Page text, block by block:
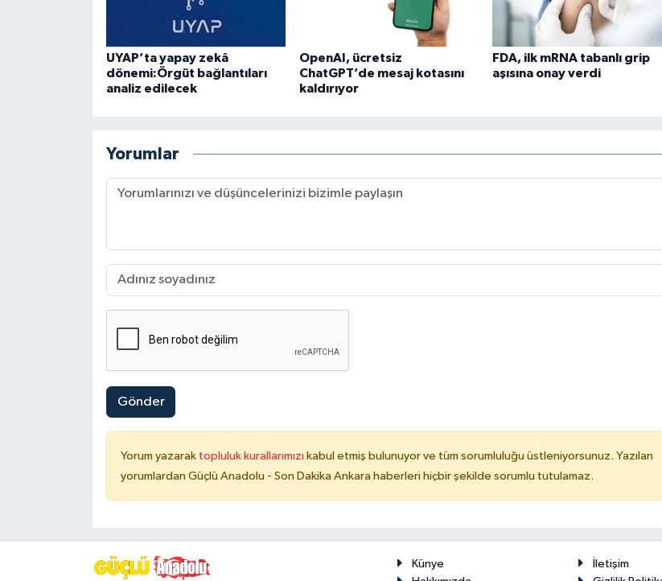
UYAP’ta yapay zekâ
dönemi:Örgüt bağlantıları
analiz edilecek
OpenAI, ücretsiz
ChatGPT’de mesaj kotasını
kaldırıyor
FDA, ilk mRNA tabanlı grip
aşısına onay verdi
Yorumlar
Gönder
Yorum yazarak topluluk kurallarımızı kabul etmiş bulunuyor ve tüm sorumluluğu üstleniyorsunuz. Yazılan
yorumlardan Güçlü Anadolu - Son Dakika Ankara haberleri hiçbir şekilde sorumlu tutulamaz.
Künye
İletişim